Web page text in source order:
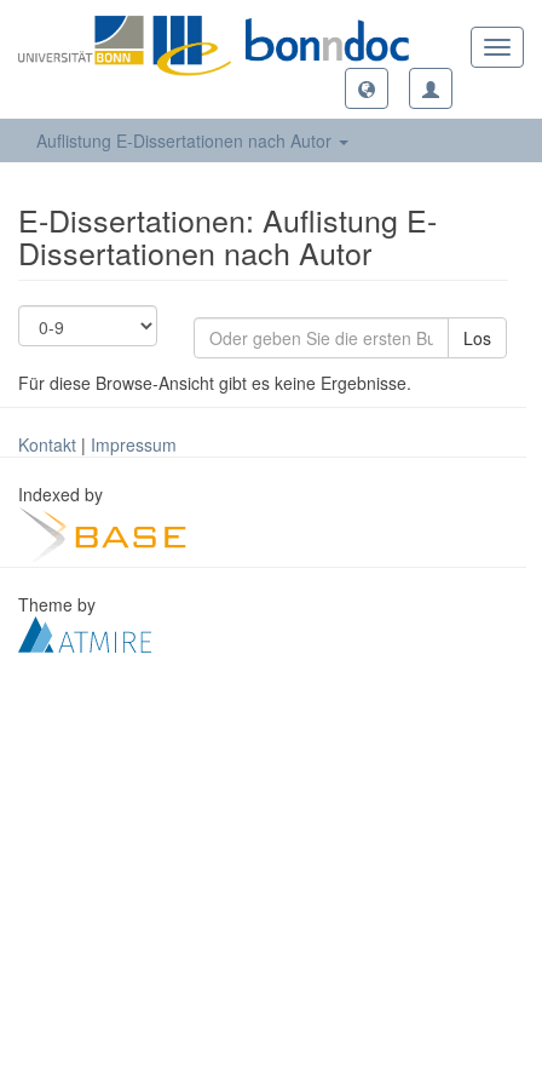
Auflistung E-Dissertationen nach Autor
E-Dissertationen: Auflistung E-
Dissertationen nach Autor
Los
Für diese Browse-Ansicht gibt es keine Ergebnisse.
Kontakt | Impressum
Indexed by
Theme by